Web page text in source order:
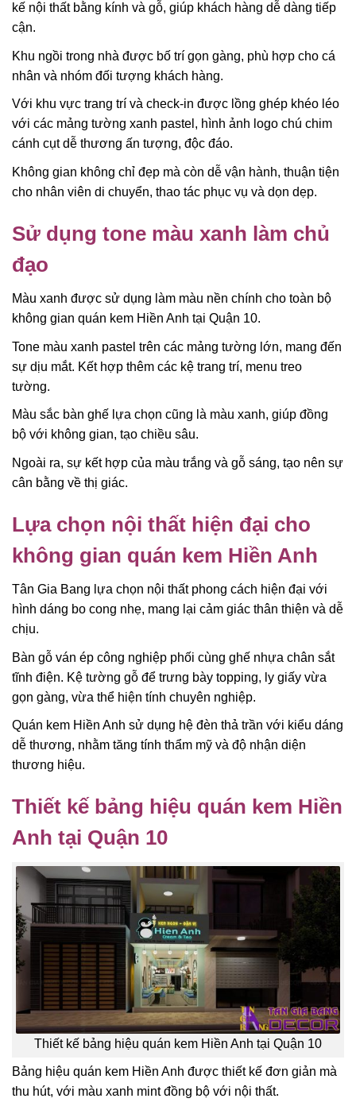
kế nội thất bằng kính và gỗ, giúp khách hàng dễ dàng tiếp
cận.
Khu ngồi trong nhà được bố trí gọn gàng, phù hợp cho cá
nhân và nhóm đối tượng khách hàng.
Với khu vực trang trí và check-in được lồng ghép khéo léo
với các mảng tường xanh pastel, hình ảnh logo chú chim
cánh cụt dễ thương ấn tượng, độc đáo.
Không gian không chỉ đẹp mà còn dễ vận hành, thuận tiện
cho nhân viên di chuyển, thao tác phục vụ và dọn dẹp.
Sử dụng tone màu xanh làm chủ
đạo
Màu xanh được sử dụng làm màu nền chính cho toàn bộ
không gian quán kem Hiền Anh tại Quận 10.
Tone màu xanh pastel trên các mảng tường lớn, mang đến
sự dịu mắt. Kết hợp thêm các kệ trang trí, menu treo
tường.
Màu sắc bàn ghế lựa chọn cũng là màu xanh, giúp đồng
bộ với không gian, tạo chiều sâu.
Ngoài ra, sự kết hợp của màu trắng và gỗ sáng, tạo nên sự
cân bằng về thị giác.
Lựa chọn nội thất hiện đại cho
không gian quán kem Hiền Anh
Tân Gia Bang lựa chọn nội thất phong cách hiện đại với
hình dáng bo cong nhẹ, mang lại cảm giác thân thiện và dễ
chịu.
Bàn gỗ ván ép công nghiệp phối cùng ghế nhựa chân sắt
tĩnh điện. Kệ tường gỗ để trưng bày topping, ly giấy vừa
gọn gàng, vừa thể hiện tính chuyên nghiệp.
Quán kem Hiền Anh sử dụng hệ đèn thả trần với kiểu dáng
dễ thương, nhằm tăng tính thẩm mỹ và độ nhận diện
thương hiệu.
Thiết kế bảng hiệu quán kem Hiền
Anh tại Quận 10
Thiết kế bảng hiệu quán kem Hiền Anh tại Quận 10
Bảng hiệu quán kem Hiền Anh được thiết kế đơn giản mà
thu hút, với màu xanh mint đồng bộ với nội thất.